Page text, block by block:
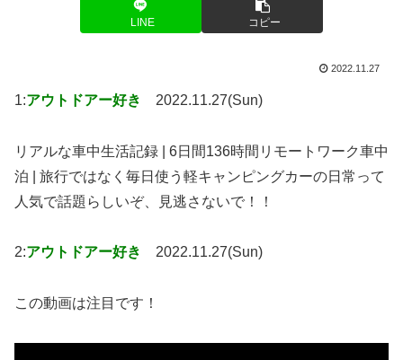
LINE コピー
2022.11.27
1:アウトドアー好き 2022.11.27(Sun)
リアルな車中生活記録 | 6日間136時間リモートワーク車中
泊 | 旅行ではなく毎日使う軽キャンピングカーの日常って
人気で話題らしいぞ、見逃さないで！！
2:アウトドアー好き 2022.11.27(Sun)
この動画は注目です！